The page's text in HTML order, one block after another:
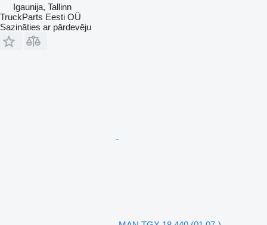
Igaunija, Tallinn
TruckParts Eesti OÜ
Sazināties ar pārdevēju